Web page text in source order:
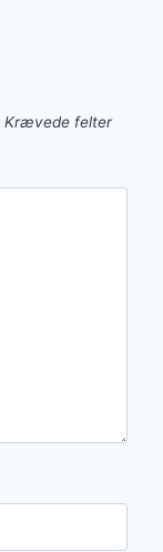
Krævede felter